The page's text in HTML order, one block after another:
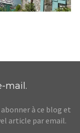
mail.
à ce blog et
article par email.